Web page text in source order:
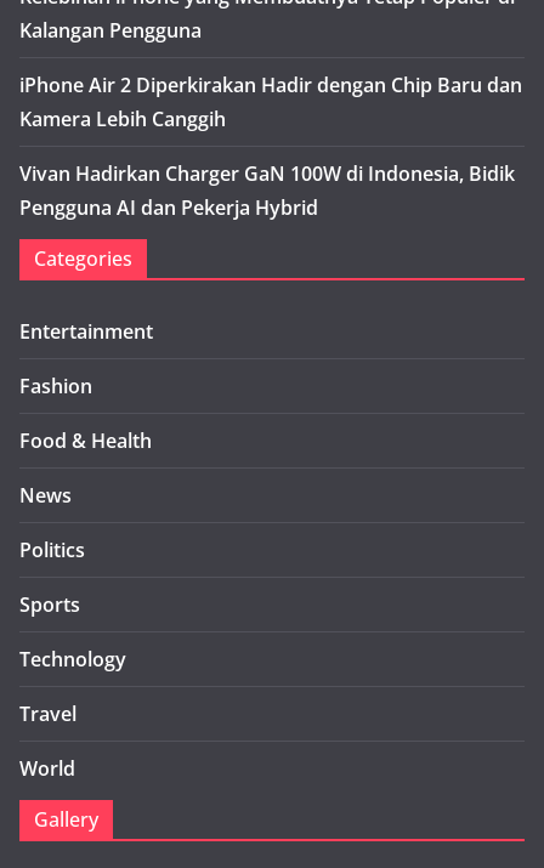
Kalangan Pengguna
iPhone Air 2 Diperkirakan Hadir dengan Chip Baru dan
Kamera Lebih Canggih
Vivan Hadirkan Charger GaN 100W di Indonesia, Bidik
Pengguna AI dan Pekerja Hybrid
Categories
Entertainment
Fashion
Food & Health
News
Politics
Sports
Technology
Travel
World
Gallery